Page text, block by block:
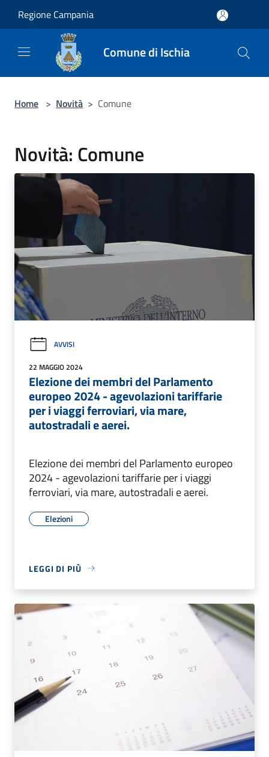
Regione Campania
Comune di Ischia
Home > Novità > Comune
Novità: Comune
AVVISI
22 MAGGIO 2024
Elezione dei membri del Parlamento
europeo 2024 - agevolazioni tariffarie
per i viaggi ferroviari, via mare,
autostradali e aerei.
Elezione dei membri del Parlamento europeo
2024 - agevolazioni tariffarie per i viaggi
ferroviari, via mare, autostradali e aerei.
Elezioni
LEGGI DI PIÙ